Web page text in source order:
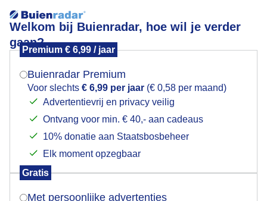
Welkom bij Buienradar, hoe wil je verder
gaan?
Premium € 6,99 / jaar
Buienradar Premium
Voor slechts € 6,99 per jaar (€ 0,58 per maand)
Advertentievrij en privacy veilig
Ontvang voor min. € 40,- aan cadeaus
10% donatie aan Staatsbosbeheer
Elk moment opzegbaar
Gratis
Met persoonlijke advertenties
aangenaamevenementenweer
Een moment geduld aub...
Populaire categorieën
Lente
Mogen we je locatie gebruiken voor het
Indien je hier nog geen akkoord op hebt gegeven,
verschijnt er zo een pop-up uit je browser waarin
Is goed, toon de popup